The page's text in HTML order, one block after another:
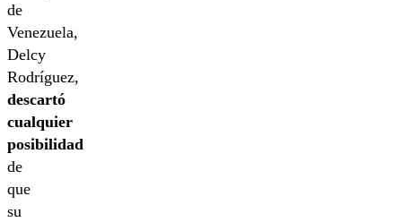
de
Venezuela,
Delcy
Rodríguez,
descartó
cualquier
posibilidad
de
que
su